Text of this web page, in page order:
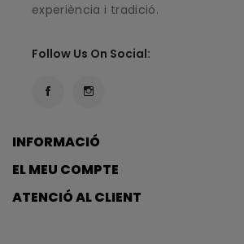
experiència i tradició.
Follow Us On Social:
INFORMACIÓ
EL MEU COMPTE
ATENCIÓ AL CLIENT